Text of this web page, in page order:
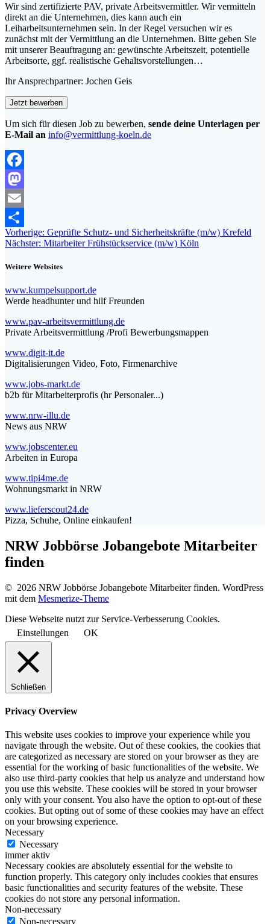
Wir sind zertifizierte PAV, private Arbeitsvermittler. Wir vermitteln
direkt an die Unternehmen, dies kann auch ein
Leiharbeitsunternehmen sein. In der Regel versuchen wir es
zunächst mit der Vermittlung an die Unternehmen. Bitte geben Sie
mit unserer Beauftragung an: gewünschte Arbeitszeit, potentielle
Arbeitsorte, ggf. realistische Gehaltsvorstellungen…
Ihr Ansprechpartner: Jochen Geis
Um sich für diesen Job zu bewerben, sende deine Unterlagen per
E-Mail an info@vermittlung-koeln.de
Facebook
Mastodon
Email
Teilen
Beitragsnavigation
Vorherige: Vorheriger
Beitrag:
Geprüfte Schutz- und Sicherheitskräfte (m/w) Krefeld
Nächster: Nächster
Mitarbeiter Frühstückservice (m/w) Köln
Weitere Websites
www.kumpelsupport.de
Werde headhunter und hilf Freunden
www.pav-arbeitsvermittlung.de
Private Arbeitsvermittlung /Profi Bewerbungsmappen
www.digit-it.de
Digitalisierungen Video, Foto, Firmenarchive
www.jobs-markt.de
b2b für Mitarbeiterprofis (hr Personaler...)
www.nrw-illu.de
News aus NRW
www.jobscenter.eu
Arbeiten in Europa
www.tipi4me.de
Wohnungsmarkt in NRW
www.lieferscout24.de
Pizza, Schuhe, Online einkaufen!
NRW Jobbörse Jobangebote Mitarbeiter
finden
© 2026 NRW Jobbörse Jobangebote Mitarbeiter finden. WordPress
mit dem Mesmerize-Theme
Diese Webseite nutzt zur Service-Verbesserung Cookies.
Einstellungen
OK
Schließen
Privacy Overview
This website uses cookies to improve your experience while you
navigate through the website. Out of these cookies, the cookies that
are categorized as necessary are stored on your browser as they are
essential for the working of basic functionalities of the website. We
also use third-party cookies that help us analyze and understand how
you use this website. These cookies will be stored in your browser
only with your consent. You also have the option to opt-out of these
cookies. But opting out of some of these cookies may have an effect
on your browsing experience.
Necessary
Necessary
immer aktiv
Necessary cookies are absolutely essential for the website to
function properly. This category only includes cookies that ensures
basic functionalities and security features of the website. These
cookies do not store any personal information.
Non-necessary
Non-necessary